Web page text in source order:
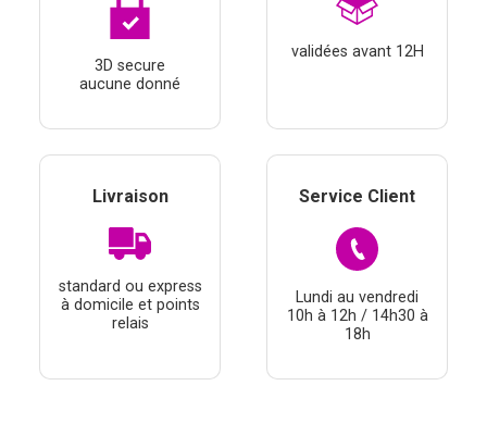
3D secure
aucune donné
validées avant 12H
Livraison
standard ou express
à domicile et points
relais
Service Client
Lundi au vendredi
10h à 12h / 14h30 à
18h